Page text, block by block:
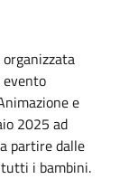
evento
e
2025 ad
partire dalle
i bambini.